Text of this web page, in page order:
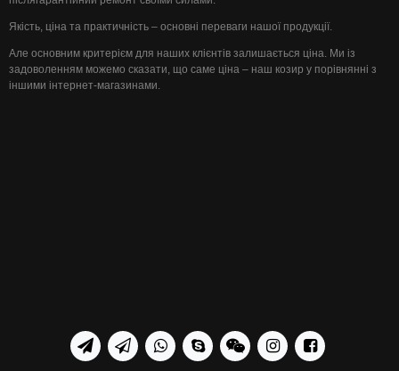
Якість, ціна та практичність – основні переваги нашої продукції.
Але основним критерієм для наших клієнтів залишається ціна. Ми із
задоволенням можемо сказати, що саме ціна – наш козир у порівнянні з
іншими інтернет-магазинами.